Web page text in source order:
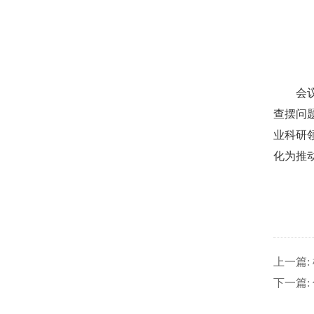
会
查摆问
业科研
化为推
上一篇:
下一篇: